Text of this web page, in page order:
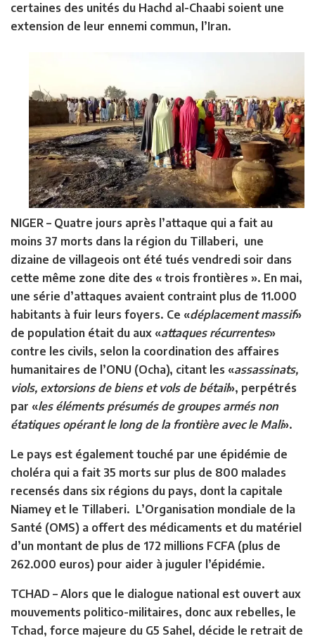
certaines des unités du Hachd al-Chaabi soient une
extension de leur ennemi commun, l’Iran.
NIGER – Quatre jours après l’attaque qui a fait au
moins 37 morts dans la région du Tillaberi, une
dizaine de villageois ont été tués vendredi soir dans
cette même zone dite des « trois frontières ». En mai,
une série d’attaques avaient contraint plus de 11.000
habitants à fuir leurs foyers. Ce «déplacement massif»
de population était du aux «attaques récurrentes»
contre les civils, selon la coordination des affaires
humanitaires de l’ONU (Ocha), citant les «assassinats,
viols, extorsions de biens et vols de bétail», perpétrés
par «les éléments présumés de groupes armés non
étatiques opérant le long de la frontière avec le Mali».
Le pays est également touché par une épidémie de
choléra qui a fait 35 morts sur plus de 800 malades
recensés dans six régions du pays, dont la capitale
Niamey et le Tillaberi. L’Organisation mondiale de la
Santé (OMS) a offert des médicaments et du matériel
d’un montant de plus de 172 millions FCFA (plus de
262.000 euros) pour aider à juguler l’épidémie.
TCHAD – Alors que le dialogue national est ouvert aux
mouvements politico-militaires, donc aux rebelles, le
Tchad, force majeure du G5 Sahel, décide le retrait de